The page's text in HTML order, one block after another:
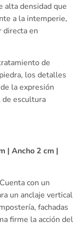
alta densidad que
a la intemperie,
directa en
de
los detalles
la expresión
de escultura
| Ancho 2 cm |
Cuenta con un
un anclaje vertical
fachadas
firme la acción del